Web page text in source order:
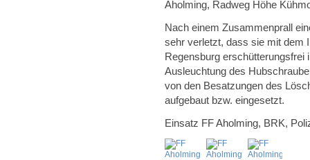
Aholming, Radweg Höhe
Nach einem Zusammenprall
sehr verletzt, dass sie mit dem
Regensburg erschütterungsfrei
Ausleuchtung des
von den Besatzungen des
aufgebaut bzw. eingesetzt.
Einsatz FF Aholming, BRK,